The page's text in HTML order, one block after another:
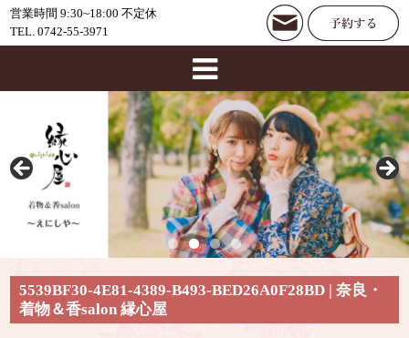
営業時間 9:30~18:00 不定休
TEL. 0742-55-3971
5539BF30-4E81-4389-B493-BED26A0F28BD | 奈良・
着物＆香salon 縁心屋